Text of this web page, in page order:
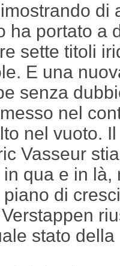
di
ha portato a
sette titoli
E una
senza
nel
nel vuoto.
Vasseur
qua e in là,
di
stato